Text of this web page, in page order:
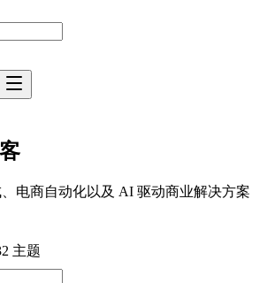
电商自动化以及 AI 驱动商业解决方案
主题